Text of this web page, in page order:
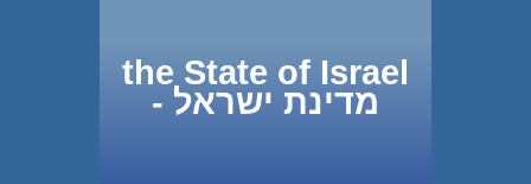
the State of Israel
- מדינת ישראל